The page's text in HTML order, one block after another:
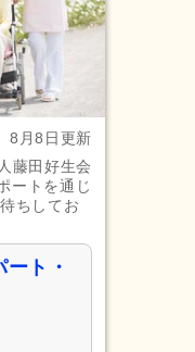
8月8日更新
藤田好生会
ートを通じ
ちしてお
ト・